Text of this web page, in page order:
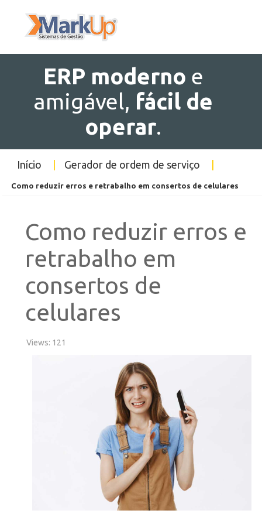
ERP moderno e
amigável, fácil de
operar.
Início Gerador de ordem de serviço
Como reduzir erros e retrabalho em consertos de celulares
Como reduzir erros e
retrabalho em
consertos de
celulares
Views: 121